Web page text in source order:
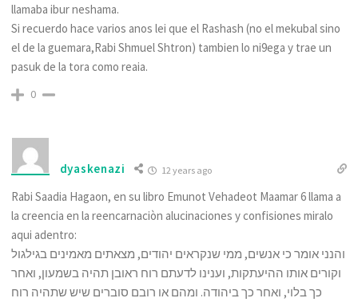
llamaba ibur neshama.
Si recuerdo hace varios anos lei que el Rashash (no el mekubal sino
el de la guemara,Rabi Shmuel Shtron) tambien lo ni9ega y trae un
pasuk de la tora como reaia.
0
dyaskenazi 12 years ago
Rabi Saadia Hagaon, en su libro Emunot Vehadeot Maamar 6 llama a
la creencia en la reencarnaciòn alucinaciones y confisiones miralo
aqui adentro:
והנני אומר כי אנשים, ממי שנקראים יהודים, מצאתים מאמינים בגילגול
וקורים אותו ההיעתקות, וענינו לדעתם רוח ראובן תהיה בשמעון, ואחר
כך בלוי, ואחר כך ביהודה. ומהם או רובם סוברים שיש שתהיה רוח